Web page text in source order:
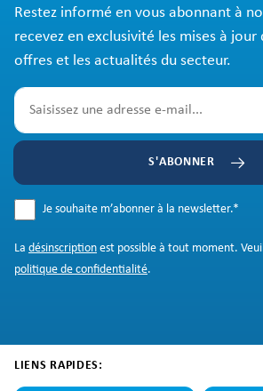
Restez informé en vous abonnant à
recevez en exclusivité les mises à jour
offres et les actualités du secteur.
S'ABONNER
Je souhaite m’abonner à la newsletter.*
La désinscription est possible à tout moment.
politique de confidentialité.
LIENS RAPIDES: